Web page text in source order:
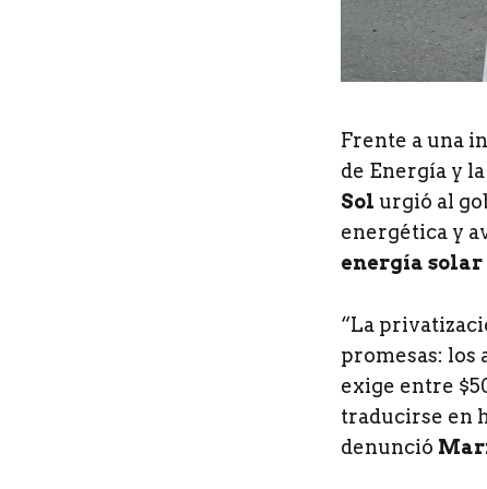
Frente a una
de Energía y
Sol urgió al
energética y
energía
“La
promesas: los
exige entre
traducirse en
denunció